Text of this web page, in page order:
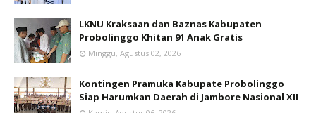
LKNU Kraksaan dan Baznas Kabupaten
Probolinggo Khitan 91 Anak Gratis
Minggu, Agustus 02, 2026
Kontingen Pramuka Kabupate Probolinggo
Siap Harumkan Daerah di Jambore Nasional XII